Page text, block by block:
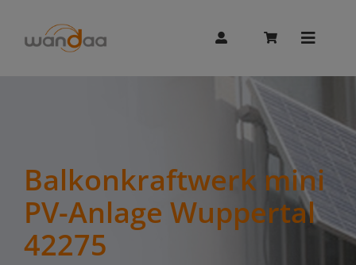
content
Toggle
Unitree
Booster
Balkonkraftwerk mini
PV-Anlage Wuppertal
42275